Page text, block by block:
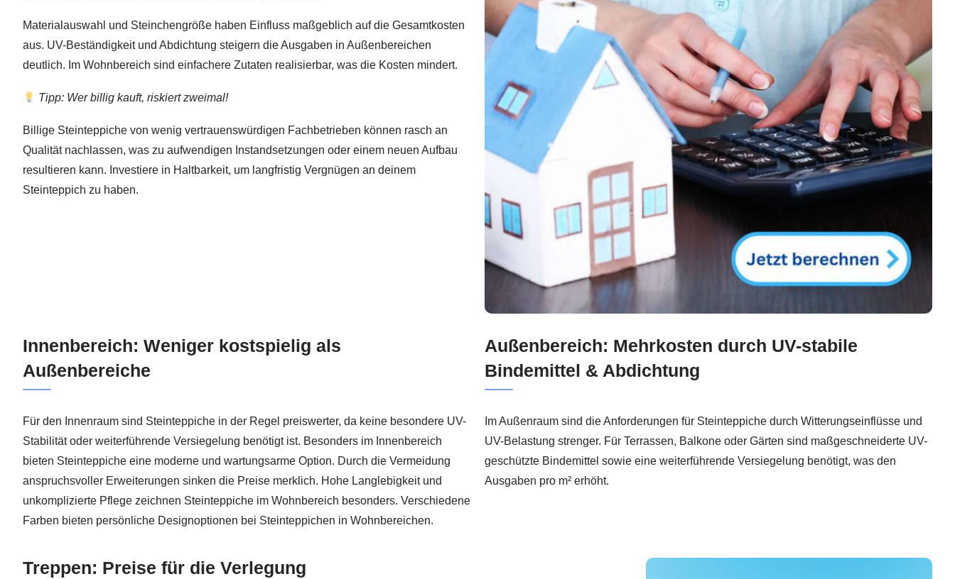
Materialauswahl und Steinchengröße haben Einfluss maßgeblich auf die Gesamtkosten
aus. UV-Beständigkeit und Abdichtung steigern die Ausgaben in Außenbereichen
deutlich. Im Wohnbereich sind einfachere Zutaten realisierbar, was die Kosten mindert.
Tipp: Wer billig kauft, riskiert zweimal!
Billige Steinteppiche von wenig vertrauenswürdigen Fachbetrieben können rasch an
Qualität nachlassen, was zu aufwendigen Instandsetzungen oder einem neuen Aufbau
resultieren kann. Investiere in Haltbarkeit, um langfristig Vergnügen an deinem
Steinteppich zu haben.
Innenbereich: Weniger kostspielig als
Außenbereiche
Für den Innenraum sind Steinteppiche in der Regel preiswerter, da keine besondere UV-
Stabilität oder weiterführende Versiegelung benötigt ist. Besonders im Innenbereich
bieten Steinteppiche eine moderne und wartungsarme Option. Durch die Vermeidung
anspruchsvoller Erweiterungen sinken die Preise merklich. Hohe Langlebigkeit und
unkomplizierte Pflege zeichnen Steinteppiche im Wohnbereich besonders. Verschiedene
Farben bieten persönliche Designoptionen bei Steinteppichen in Wohnbereichen.
Außenbereich: Mehrkosten durch UV-stabile
Bindemittel & Abdichtung
Im Außenraum sind die Anforderungen für Steinteppiche durch Witterungseinflüsse und
UV-Belastung strenger. Für Terrassen, Balkone oder Gärten sind maßgeschneiderte UV-
geschützte Bindemittel sowie eine weiterführende Versiegelung benötigt, was den
Ausgaben pro m² erhöht.
Treppen: Preise für die Verlegung